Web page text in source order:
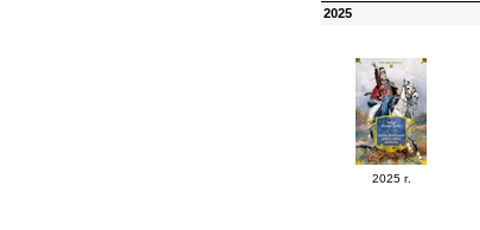
2025
2025 г.